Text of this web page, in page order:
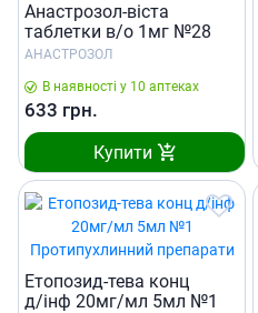
Анастрозол-віста
таблетки в/о 1мг №28
АНАСТРОЗОЛ
В наявності у 10 аптеках
633 грн.
Купити
Етопозид-тева конц
д/iнф 20мг/мл 5мл №1